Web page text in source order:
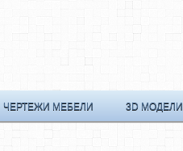
ЧЕРТЕЖИ МЕБЕЛИ 3D МОДЕЛИ